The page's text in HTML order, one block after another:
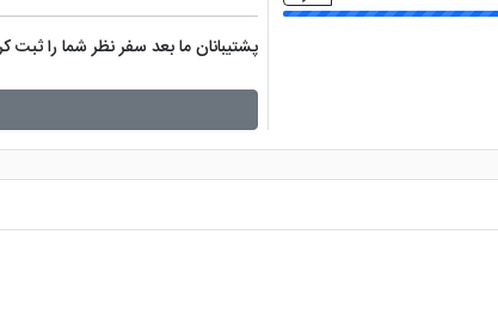
پشتیبانان ما بعد سفر نظر شما را